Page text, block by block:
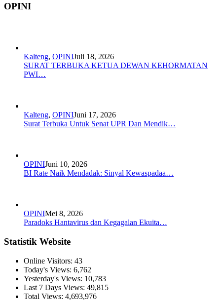
OPINI
Kalteng, OPINIJuli 18, 2026
SURAT TERBUKA KETUA DEWAN KEHORMATAN
PWI…
Kalteng, OPINIJuni 17, 2026
Surat Terbuka Untuk Senat UPR Dan Mendik…
OPINIJuni 10, 2026
BI Rate Naik Mendadak: Sinyal Kewaspadaa…
OPINIMei 8, 2026
Paradoks Hantavirus dan Kegagalan Ekuita…
Statistik Website
Online Visitors: 43
Today's Views: 6,762
Yesterday's Views: 10,783
Last 7 Days Views: 49,815
Total Views: 4,693,976